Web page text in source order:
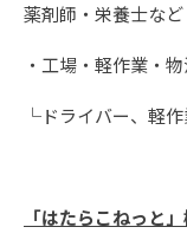
薬剤師・栄養士など
・工場・軽作業・
└ドライバー、軽
「はたらこねっと